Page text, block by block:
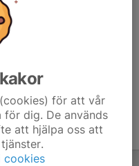
för att vår
dig. De används
att hjälpa oss att
cookies